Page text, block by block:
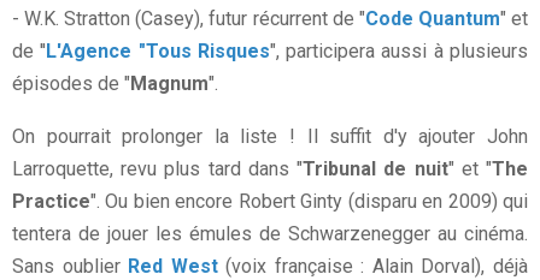
- W.K. Stratton (Casey), futur récurrent de "Code Quantum" et
de ''L'Agence "Tous Risques", participera aussi à plusieurs
épisodes de "Magnum".
On pourrait prolonger la liste ! Il suffit d'y ajouter John
Larroquette, revu plus tard dans "Tribunal de nuit" et "The
Practice". Ou bien encore Robert Ginty (disparu en 2009) qui
tentera de jouer les émules de Schwarzenegger au cinéma.
Sans oublier Red West(voix française : Alain Dorval), déjà